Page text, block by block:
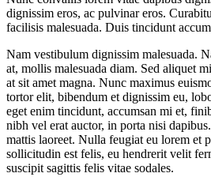
dignissim eros, ac pulvinar eros.
facilisis malesuada. Duis tincidunt
Nam vestibulum dignissim malesuada.
at, mollis malesuada diam. Sed aliquet
at sit amet magna. Nunc maximus
tortor elit, bibendum et dignissim eu,
eget enim tincidunt, accumsan mi et,
nibh vel erat auctor, in porta nisi
mattis laoreet. Nulla feugiat eu lorem et
sollicitudin est felis, eu hendrerit velit
suscipit sagittis felis vitae sodales.